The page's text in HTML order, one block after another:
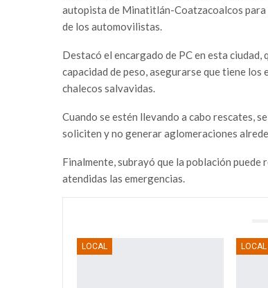
autopista de Minatitlán-Coatzacoalcos
de los automovilistas.
Destacó el encargado de PC en esta
capacidad de peso, asegurarse que tiene
chalecos salvavidas.
Cuando se estén llevando a cabo rescates,
soliciten y no generar aglomeraciones
Finalmente, subrayó que la población
atendidas las emergencias.
LOCAL LOCAL